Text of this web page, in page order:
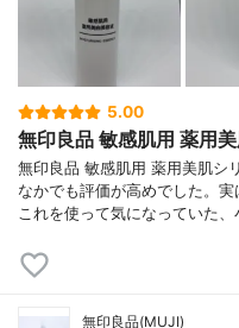
5.00
無印良品 敏感肌用 薬用
無印良品 敏感肌用 薬用美肌シ
なかでも評価が高めでした。
これを使って気になっていた
無印良品(MUJI)